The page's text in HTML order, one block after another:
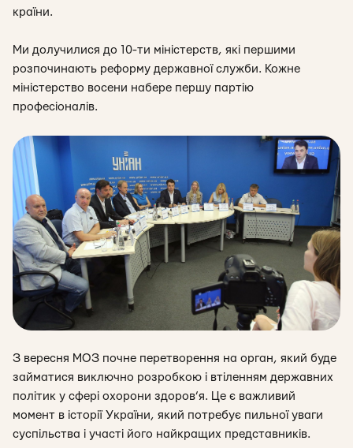
країни.
Ми долучилися до 10-ти міністерств, які першими
розпочинають реформу державної служби. Кожне
міністерство восени набере першу партію
професіоналів.
З вересня МОЗ почне перетворення на орган, який буде
займатися виключно розробкою і втіленням державних
політик у сфері охорони здоров’я. Це є важливий
момент в історії України, який потребує пильної уваги
суспільства і участі його найкращих представників.